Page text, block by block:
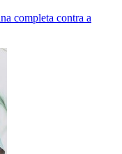
completa contra a